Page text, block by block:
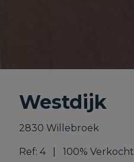
Westdijk
2830 Willebroek
Ref: 4| 100% Verkocht